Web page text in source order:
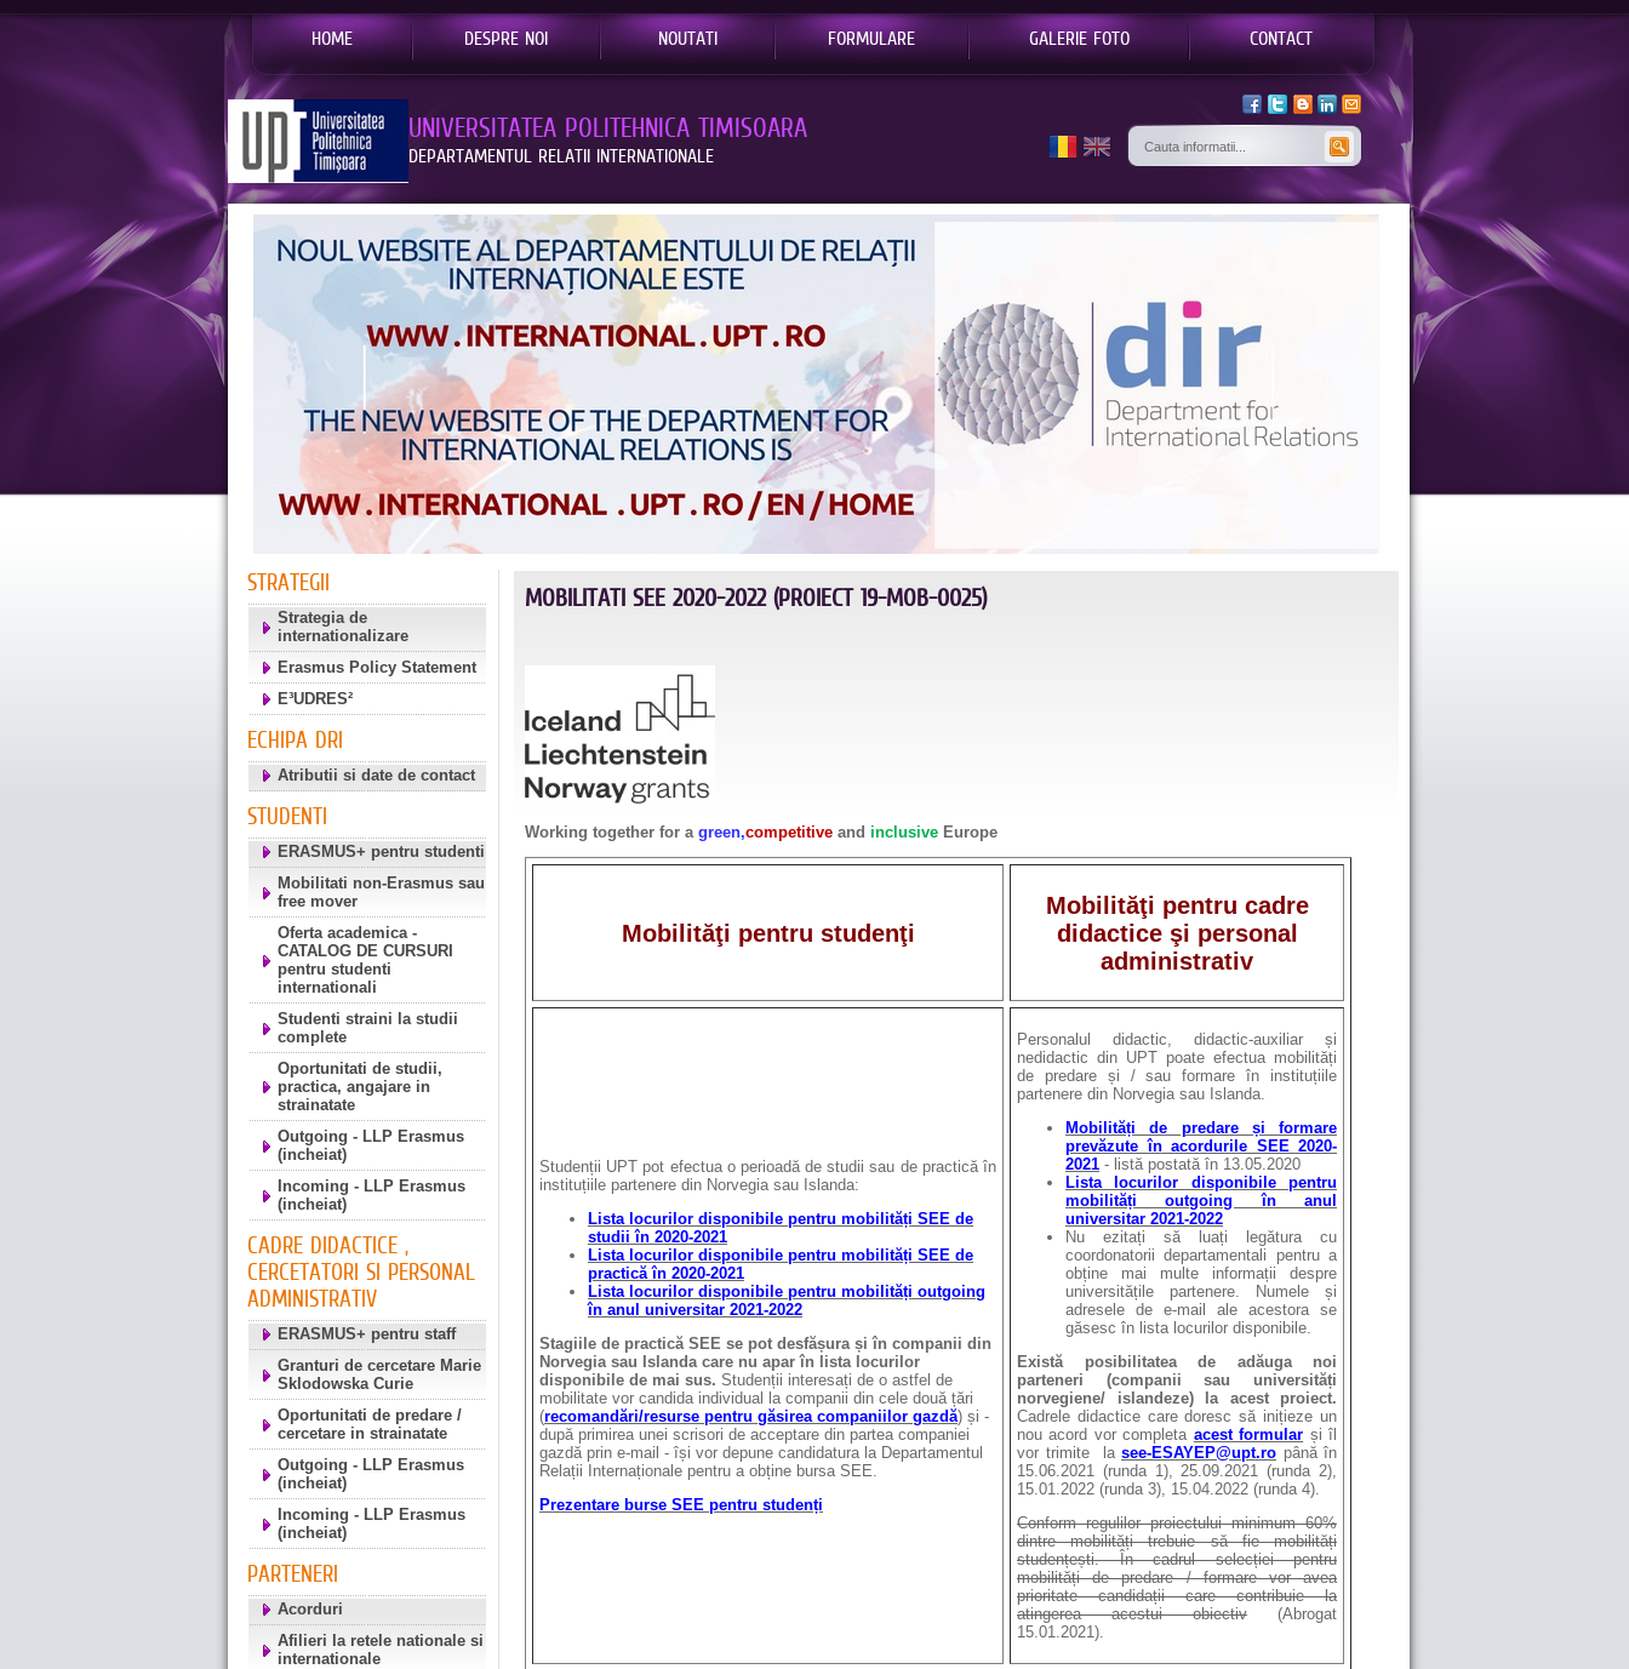
HOME DESPRE NOI NOUTATI FORMULARE GALERIE FOTO CONTACT
UNIVERSITATEA POLITEHNICA TIMISOARA
DEPARTAMENTUL RELATII INTERNATIONALE
STRATEGII
Strategia de
internationalizare
Erasmus Policy Statement
E³UDRES²
ECHIPA DRI
Atributii si date de contact
STUDENTI
ERASMUS+ pentru studenti
Mobilitati non-Erasmus sau
free mover
Oferta academica -
CATALOG DE CURSURI
pentru studenti
internationali
Studenti straini la studii
complete
Oportunitati de studii,
practica, angajare in
strainatate
Outgoing - LLP Erasmus
(incheiat)
Incoming - LLP Erasmus
(incheiat)
CADRE DIDACTICE ,
CERCETATORI SI PERSONAL
ADMINISTRATIV
ERASMUS+ pentru staff
Granturi de cercetare Marie
Sklodowska Curie
Oportunitati de predare /
cercetare in strainatate
Outgoing - LLP Erasmus
(incheiat)
Incoming - LLP Erasmus
(incheiat)
PARTENERI
Acorduri
Afilieri la retele nationale si
internationale
MOBILITATI SEE 2020-2022 (PROIECT 19-MOB-0025)
Working together for a green,competitive and inclusive Europe
Mobilităţi pentru studenţi
Mobilităţi pentru cadre
didactice şi personal
administrativ
Studenții UPT pot efectua o perioadă de studii sau de practică în
instituțiile partenere din Norvegia sau Islanda:
Lista locurilor disponibile pentru mobilități SEE de
studii în 2020-2021
Lista locurilor disponibile pentru mobilități SEE de
practică în 2020-2021
Lista locurilor disponibile pentru mobilități outgoing
în anul universitar 2021-2022
Stagiile de practică SEE se pot desfășura și în companii din
Norvegia sau Islanda care nu apar în lista locurilor
disponibile de mai sus. Studenții interesați de o astfel de
mobilitate vor candida individual la companii din cele două țări
(recomandări/resurse pentru găsirea companiilor gazdă) și -
după primirea unei scrisori de acceptare din partea companiei
gazdă prin e-mail - își vor depune candidatura la Departamentul
Relații Internaționale pentru a obține bursa SEE.
Prezentare burse SEE pentru studenți
Personalul didactic, didactic-auxiliar și
nedidactic din UPT poate efectua mobilități
de predare și / sau formare în instituțiile
partenere din Norvegia sau Islanda.
Mobilități de predare și formare
prevăzute în acordurile SEE 2020-
2021 - listă postată în 13.05.2020
Lista locurilor disponibile pentru
mobilități outgoing în anul
universitar 2021-2022
Nu ezitați să luați legătura cu
coordonatorii departamentali pentru a
obține mai multe informații despre
universitățile partenere. Numele și
adresele de e-mail ale acestora se
găsesc în lista locurilor disponibile.
Există posibilitatea de adăuga noi
parteneri (companii sau universități
norvegiene/ islandeze)
la acest proiect.
Cadrele didactice care doresc să inițieze un
nou acord vor completa acest formular și îl
vor trimite la see-ESAYEP@upt.ro până în
15.06.2021 (runda 1), 25.09.2021 (runda 2),
15.01.2022 (runda 3), 15.04.2022 (runda 4).
Conform regulilor proiectului minimum 60%
dintre mobilități trebuie să fie mobilități
studențești. În cadrul selecției pentru
mobilități de predare / formare vor avea
prioritate candidații care contribuie la
atingerea acestui obiectiv (Abrogat
15.01.2021).